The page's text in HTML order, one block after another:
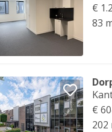
€
83
€
202